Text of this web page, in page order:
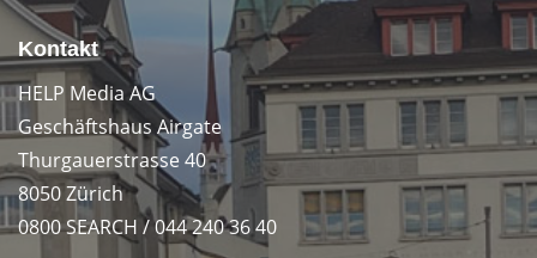
Kontakt
HELP Media AG
Geschäftshaus Airgate
Thurgauerstrasse 40
8050 Zürich
0800 SEARCH / 044 240 36 40